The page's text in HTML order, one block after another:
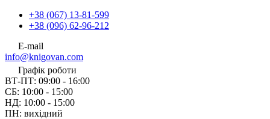
+38 (067) 13-81-599
+38 (096) 62-96-212
E-mail
info@knigovan.com
Графік роботи
ВТ-ПТ: 09:00 - 16:00
СБ: 10:00 - 15:00
НД: 10:00 - 15:00
ПН: вихідний